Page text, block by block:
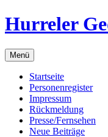
Zum
Inhalt
Hurreler
Menü
Startseite
Personenregister
Impressum
Rückmeldung
Presse/Fernsehen
Neue Beiträge